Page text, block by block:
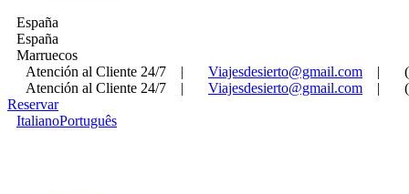
España
España
Marruecos
Atención al Cliente 24/7
| Viajesdesierto@gmail.com |
Atención al Cliente 24/7
| Viajesdesierto@gmail.com |
Reservar
ItalianoPortuguês